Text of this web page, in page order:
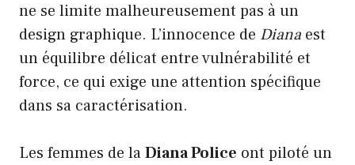
ne se limite malheureusement pas à un
design graphique. L’innocence de Diana est
un équilibre délicat entre vulnérabilité et
force, ce qui exige une attention spécifique
dans sa caractérisation.
Les femmes de laDiana Police ont piloté un